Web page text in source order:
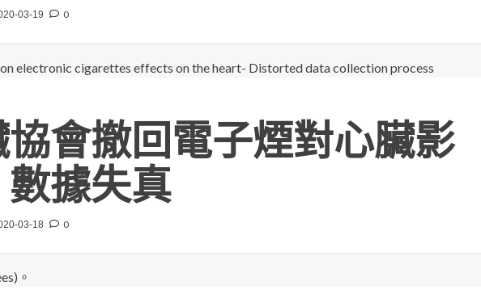
03-19 0
會撤回電子煙對心臟影
據失真
03-18 0